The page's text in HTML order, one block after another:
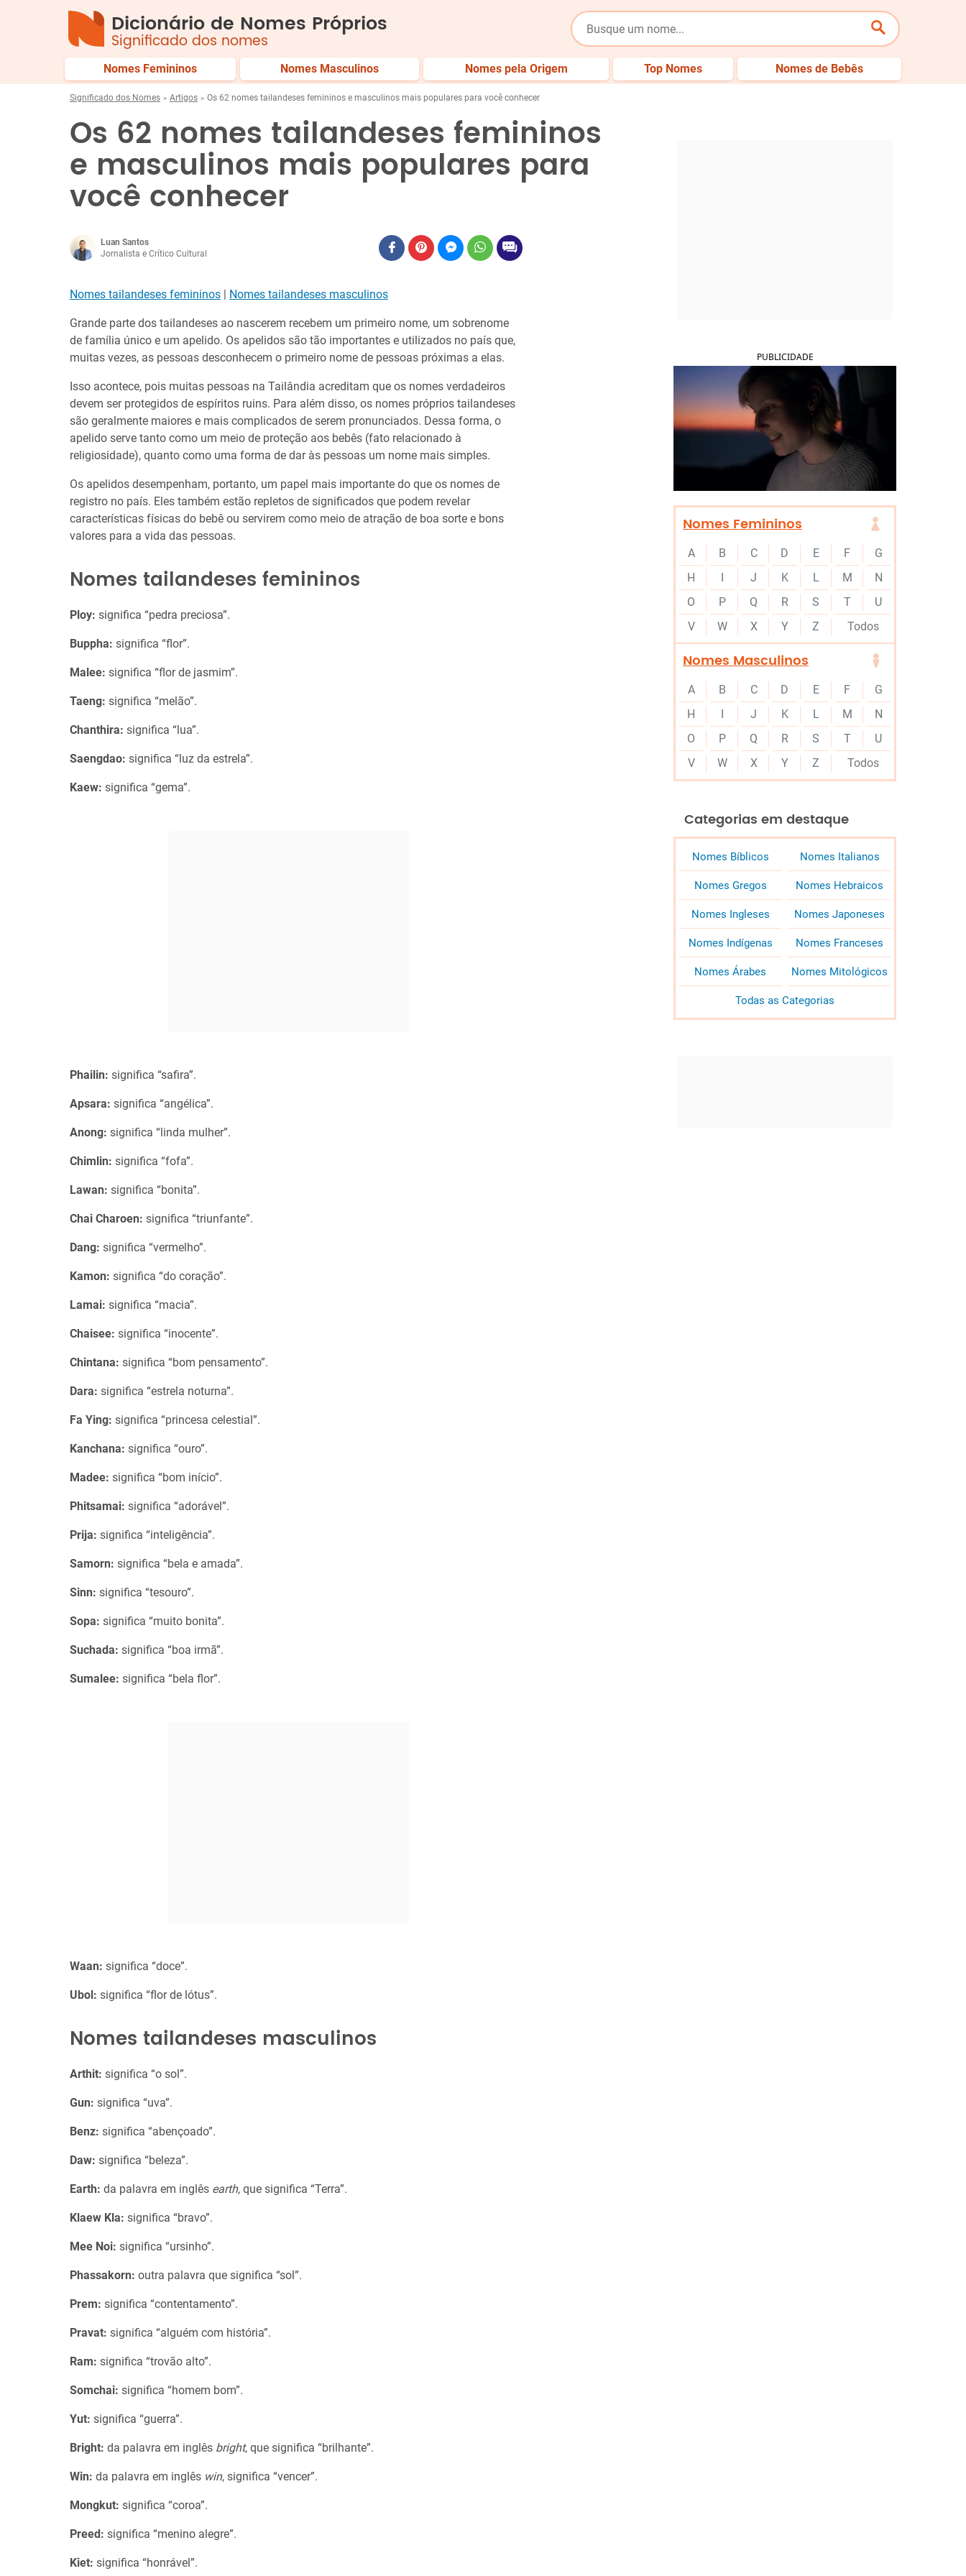
Dicionário de Nomes Próprios
Significado dos nomes
Nomes Femininos Nomes Masculinos Nomes pela Origem Top Nomes Nomes de Bebês
Significado dos Nomes Artigos Os 62 nomes tailandeses femininos e masculinos mais populares para você conhecer
Os 62 nomes tailandeses femininos
e masculinos mais populares para
você conhecer
Luan Santos
Jornalista e Crítico Cultural
Nomes tailandeses femininos | Nomes tailandeses masculinos
Grande parte dos tailandeses ao nascerem recebem um primeiro nome, um sobrenome
de família único e um apelido. Os apelidos são tão importantes e utilizados no país que,
muitas vezes, as pessoas desconhecem o primeiro nome de pessoas próximas a elas.
Isso acontece, pois muitas pessoas na Tailândia acreditam que os nomes verdadeiros
devem ser protegidos de espíritos ruins. Para além disso, os nomes próprios tailandeses
são geralmente maiores e mais complicados de serem pronunciados. Dessa forma, o
apelido serve tanto como um meio de proteção aos bebês (fato relacionado à
religiosidade), quanto como uma forma de dar às pessoas um nome mais simples.
Os apelidos desempenham, portanto, um papel mais importante do que os nomes de
registro no país. Eles também estão repletos de significados que podem revelar
características físicas do bebê ou servirem como meio de atração de boa sorte e bons
valores para a vida das pessoas.
Nomes tailandeses femininos
Ploy: significa “pedra preciosa”.
Buppha: significa “flor”.
Malee: significa “flor de jasmim”.
Taeng: significa “melão”.
Chanthira: significa “lua”.
Saengdao: significa “luz da estrela”.
Kaew: significa “gema”.
Phailin: significa “safira”.
Apsara: significa “angélica”.
Anong: significa “linda mulher”.
Chimlin: significa “fofa”.
Lawan: significa “bonita”.
Chai Charoen: significa “triunfante”.
Dang: significa “vermelho”.
Kamon: significa “do coração”.
Lamai: significa “macia”.
Chaisee: significa “inocente”.
Chintana: significa “bom pensamento”.
Dara: significa “estrela noturna”.
Fa Ying: significa “princesa celestial”.
Kanchana: significa “ouro”.
Madee: significa “bom início”.
Phitsamai: significa “adorável”.
Prija: significa “inteligência”.
Samorn: significa “bela e amada”.
Sinn: significa “tesouro”.
Sopa: significa “muito bonita”.
Suchada: significa “boa irmã”.
Sumalee: significa “bela flor”.
Waan: significa “doce”.
Ubol: significa “flor de lótus”.
Nomes tailandeses masculinos
Arthit: significa “o sol”.
Gun: significa “uva”.
Benz: significa “abençoado”.
Daw: significa “beleza”.
Earth: da palavra em inglês earth, que significa “Terra”.
Klaew Kla: significa “bravo”.
Mee Noi: significa “ursinho”.
Phassakorn: outra palavra que significa “sol”.
Prem: significa “contentamento”.
Pravat: significa “alguém com história”.
Ram: significa “trovão alto”.
Somchai: significa “homem bom”.
Yut: significa “guerra”.
Bright: da palavra em inglês bright, que significa “brilhante”.
Win: da palavra em inglês win, significa “vencer”.
Mongkut: significa “coroa”.
Preed: significa “menino alegre”.
Kiet: significa “honrável”.
PUBLICIDADE
Nomes Femininos
A B C D E F
G
H
I J K L M
N
O
P Q R S T
U
V
W X Y Z Todos
Nomes Masculinos
A B C D E F
G
H
I J K L M
N
O
P Q R S T
U
V
W X Y Z Todos
Categorias em destaque
Nomes Bíblicos Nomes Italianos
Nomes Gregos Nomes Hebraicos
Nomes Ingleses Nomes Japoneses
Nomes Indígenas Nomes Franceses
Nomes Árabes Nomes Mitológicos
Todas as Categorias